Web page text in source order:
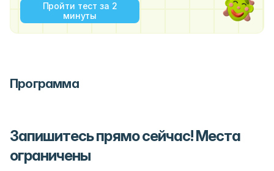
Пройти тест за 2
минуты
Программа
Запишитесь прямо сейчас! Места
ограничены